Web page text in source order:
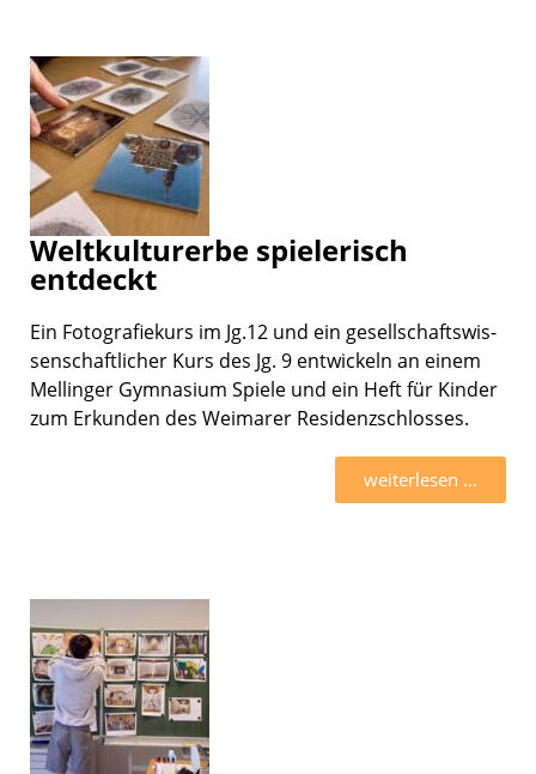
Weltkulturerbe spielerisch
entdeckt
Ein Fotogra­fie­kurs im Jg.12 und ein gesell­schafts­wis­
sen­schaft­li­cher Kurs des Jg. 9 entwi­ckeln an einem
Mellin­ger Gymna­sium Spiele und ein Heft für Kinder
zum Erkun­den des Weima­rer Residenz­schlos­ses.
weiter­le­sen …